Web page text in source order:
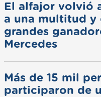
El alfajor volvió
a una multitud y
grandes
Mercedes
Más de 15 mil
participaron de